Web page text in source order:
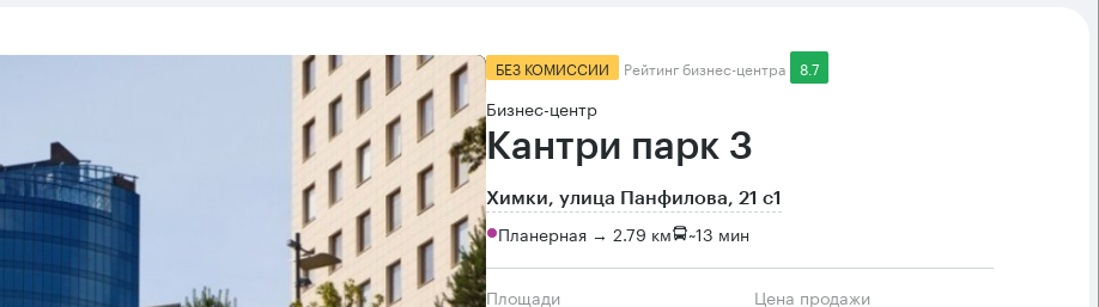
БЕЗ КОМИССИИ Рейтинг бизнес-центра 8.7
Бизнес-центр
Кантри парк 3
Химки, улица Панфилова, 21 с1
Планерная → 2.79 км ~13 мин
Площади Цена продажи